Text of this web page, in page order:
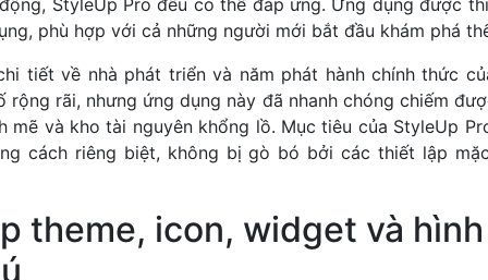
phù hợp với cả những người mới bắt đầu khám phá
tiết về nhà phát triển và năm phát hành chính thức
rộng rãi, nhưng ứng dụng này đã nhanh chóng chiếm
mẽ và kho tài nguyên khổng lồ. Mục tiêu của StyleUp
cách riêng biệt, không bị gò bó bởi các thiết lập
theme, icon, widget và